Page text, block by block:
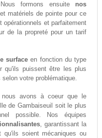
formons ensuite nos
matériels de pointe pour ce
opérationnels et parfaitement
de la propreté pour un tarif
surface en fonction du type
qu'ils puissent être les plus
votre problématique.
avons à coeur que le
de Gambaiseuil soit le plus
possible. Nos équipes
, garantissant la
qu'ils soient mécaniques ou